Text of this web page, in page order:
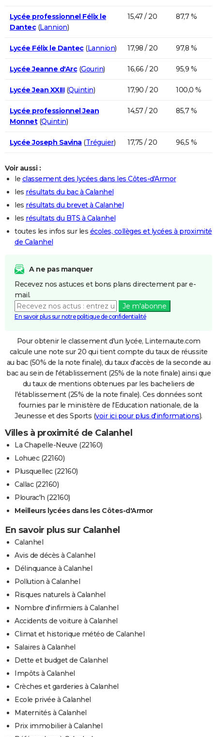
Lycée professionnel Félix le
Dantec(Lannion)
15,47 / 20 87,7 %
Lycée Félix le Dantec(Lannion) 17,98 / 20 97,8 %
Lycée Jeanne d'Arc(Gourin) 16,66 / 20 95,9 %
Lycée Jean XXIII(Quintin) 17,90 / 20 100,0 %
Lycée professionnel Jean
Monnet(Quintin)
14,57 / 20 85,7 %
Lycée Joseph Savina(Tréguier) 17,75 / 20 96,5 %
Voir aussi :
le classement des lycées dans les Côtes-d'Armor
les résultats du bac à Calanhel
les résultats du brevet à Calanhel
les résultats du BTS à Calanhel
toutes les infos sur les écoles, collèges et lycées à proximité
de Calanhel
A ne pas manquer
Recevez nos astuces et bons plans directement par e-
mail.
Je m'abonne
En savoir plus sur notre politique de confidentialité
Pour obtenir le classement d'un lycée, Linternaute.com
calcule une note sur 20 qui tient compte du taux de réussite
au bac (50% de la note finale), du taux d'accès de la seconde au
bac au sein de l'établissement (25% de la note finale) ainsi que
du taux de mentions obtenues par les bacheliers de
l'établissement (25% de la note finale). Ces données sont
fournies par le ministère de l'Education nationale, de la
Jeunesse et des Sports (voir ici pour plus d'informations).
Villes à proximité de Calanhel
La Chapelle-Neuve (22160)
Lohuec (22160)
Plusquellec (22160)
Callac (22160)
Plourac'h (22160)
Meilleurs lycées dans les Côtes-d'Armor
En savoir plus sur Calanhel
Calanhel
Avis de décès à Calanhel
Délinquance à Calanhel
Pollution à Calanhel
Risques naturels à Calanhel
Nombre d'infirmiers à Calanhel
Accidents de voiture à Calanhel
Climat et historique météo de Calanhel
Salaires à Calanhel
Dette et budget de Calanhel
Impôts à Calanhel
Crèches et garderies à Calanhel
Ecole privée à Calanhel
Maternités à Calanhel
Prix immobilier à Calanhel